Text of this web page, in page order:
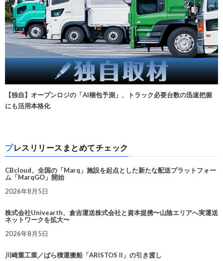
【独自】オープンロジの「AI梱包予測」、トラック必要台数の迅速把握
にも活用本格化
プレスリリースまとめてチェック
CBcloud、全国の「Marq」施設を起点とした新たな配送プラットフォー
ム「MarqGO」開始
2026年8月5日
株式会社Univearth、倉吉運送株式会社と資本提携〜山陰エリアへ実運送
ネットワークを拡大〜
2026年8月5日
川崎重工業／ばら積運搬船「ARISTOS II」の引き渡し